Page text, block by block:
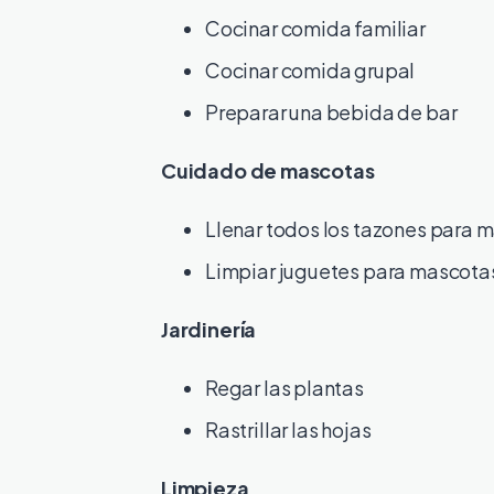
Cocinar comida familiar
Cocinar comida grupal
Preparar una bebida de bar
Cuidado de mascotas
Llenar todos los tazones para
Limpiar juguetes para
Jardinería
Regar las plantas
Rastrillar las hojas
Limpieza